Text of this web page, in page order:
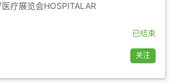
疗展览会HOSPITALAR
已结束
关注